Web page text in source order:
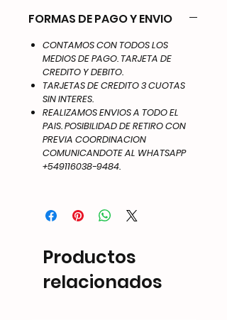
FORMAS DE PAGO Y ENVIO
CONTAMOS CON TODOS LOS
MEDIOS DE PAGO. TARJETA DE
CREDITO Y DEBITO.
TARJETAS DE CREDITO 3 CUOTAS
SIN INTERES.
REALIZAMOS ENVIOS A TODO EL
PAIS. POSIBILIDAD DE RETIRO CON
PREVIA COORDINACION
COMUNICANDOTE AL WHATSAPP
+549116038-9484.
Productos
relacionados